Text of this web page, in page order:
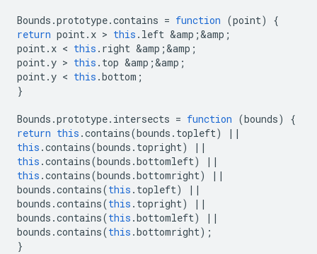
Bounds .prototype.contains = function (point)
{
return point. x > this . left &amp ;&amp ;
point. x < this . right &amp ;&amp ;
point.y > this . top &amp ;&amp ;
point.y < this .bottom ;
}
Bounds .prototype. intersects = function (bounds)
{
return this .contains(bounds . topleft)
||
this .contains(bounds . topright)
||
this .contains(bounds .bottomleft)
||
this .contains(bounds .bottomright)
||
bounds .contains(this . topleft)
||
bounds .contains(this . topright)
||
bounds .contains(this .bottomleft)
||
bounds .contains(this .bottomright);
}